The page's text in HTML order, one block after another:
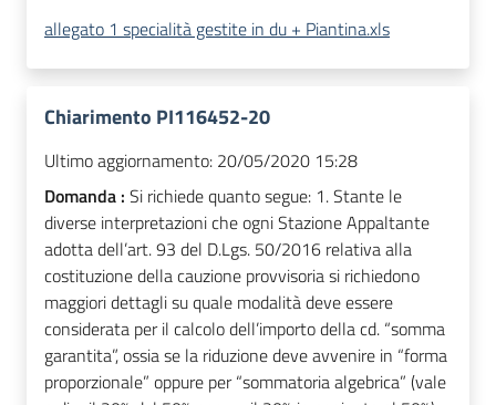
allegato 1 specialità gestite in du + Piantina.xls
Chiarimento PI116452-20
Ultimo aggiornamento: 20/05/2020 15:28
Domanda : Si richiede quanto segue: 1. Stante le
diverse interpretazioni che ogni Stazione Appaltante
adotta dell’art. 93 del D.Lgs. 50/2016 relativa alla
costituzione della cauzione provvisoria si richiedono
maggiori dettagli su quale modalità deve essere
considerata per il calcolo dell’importo della cd. “somma
garantita”, ossia se la riduzione deve avvenire in “forma
proporzionale” oppure per “sommatoria algebrica” (vale